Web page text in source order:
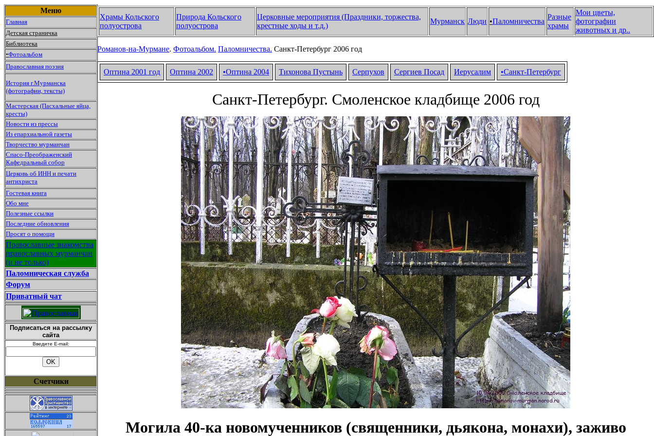
Меню
Главная
Детская страничка
Библиотека
•Фотоальбом
Православная поэзия
История г.Мурманска
(фотографии, тексты)
Мастерская (Пасхальные яйца,
кресты)
Новости из прессы
Из епархиальной газеты
Творчество мурманчан
Спасо-Преображенский
Кафедральный собор
Церковь об ИНН и печати
антихриста
Гостевая книга
Обо мне
Полезные ссылки
Последние обновления
Просят о помощи
Православные знакомства
православных мурманчан
(и не только)
Паломническая служба
Форум
Приватный чат
Подписаться на рассылку
сайта
Введите E-mail:
Счетчики
Храмы Кольского
полуострова
Природа Кольского
полуострова
Церковные мероприятия (Праздники, торжества,
крестные ходы и т.д.)
Мурманск Люди •Паломничества
Разные
храмы
Мои цветы,
фотографии
животных и др..
Романов-на-Мурмане. Фотоальбом. Паломничества. Санкт-Петербург 2006 год
Оптина 2001 год Оптина 2002 •Оптина 2004 Тихонова Пустынь Серпухов Сергиев Посад Иерусалим •Санкт-Петербург
Санкт-Петербург. Смоленское кладбище 2006 год
Могила 40-ка новомученников (священники, дьякона, монахи), заживо